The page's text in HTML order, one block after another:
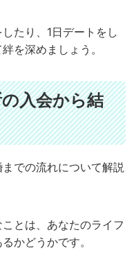
たり、1日デートをし
を深めましょう。
入会から結
での流れについて解説
とは、あなたのライフ
かどうかです。